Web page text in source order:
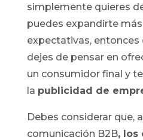
simplemente quieres
puedes expandirte
expectativas, entonces
dejes de pensar en
un consumidor final y
la publicidad de
Debes considerar que,
comunicación B2B, los